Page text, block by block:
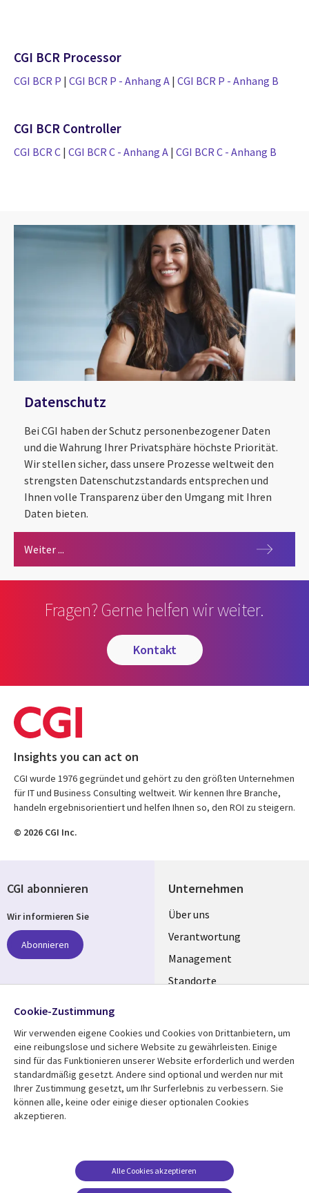
CGI BCR Processor
CGI BCR P | CGI BCR P - Anhang A | CGI BCR P - Anhang B
CGI BCR Controller
CGI BCR C | CGI BCR C - Anhang A | CGI BCR C - Anhang B
Datenschutz
Bei CGI haben der Schutz personenbezogener Daten
und die Wahrung Ihrer Privatsphäre höchste Priorität.
Wir stellen sicher, dass unsere Prozesse weltweit den
strengsten Datenschutzstandards entsprechen und
Ihnen volle Transparenz über den Umgang mit Ihren
Daten bieten.
Weiter ...
Fragen? Gerne helfen wir weiter.
kontakt
Insights you can act on
CGI wurde 1976 gegründet und gehört zu den größten Unternehmen
für IT und Business Consulting weltweit. Wir kennen Ihre Branche,
handeln ergebnisorientiert und helfen Ihnen so, den ROI zu steigern.
© 2026 CGI Inc.
Unternehmen
Useful
links
GERMANY
Über uns
Verantwortung
Management
Standorte
Mediathek
Library
GERMANY
Aktuelles
Rechtliches
Beschwerden/Hinweise
Compliance
CGI abonnieren
Wir informieren Sie
Abonnieren
Folgen Sie uns
Social
Media
GERMANY
Cookie-Zustimmung
Wir verwenden eigene Cookies und Cookies von Drittanbietern, um
eine reibungslose und sichere Website zu gewährleisten. Einige
sind für das Funktionieren unserer Website erforderlich und werden
standardmäßig gesetzt. Andere sind optional und werden nur mit
Ihrer Zustimmung gesetzt, um Ihr Surferlebnis zu verbessern. Sie
können alle, keine oder einige dieser optionalen Cookies
akzeptieren.
Alle Cookies akzeptieren